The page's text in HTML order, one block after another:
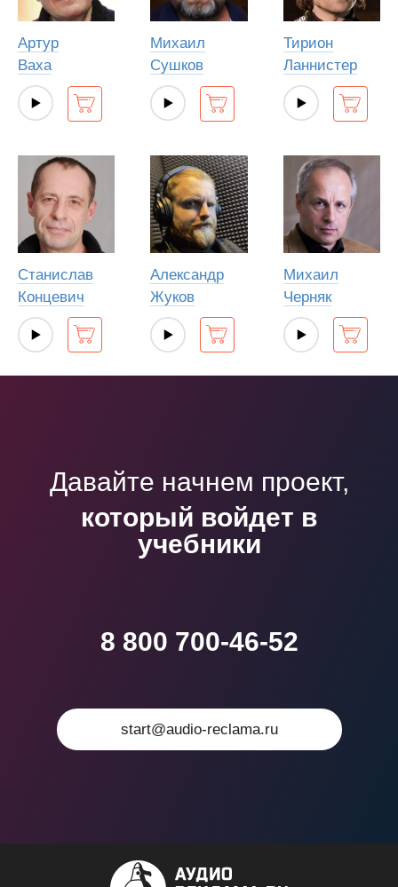
Артур
Ваха
Михаил
Сушков
Тирион
Ланнистер
Станислав
Концевич
Александр
Жуков
Михаил
Черняк
Давайте начнем проект,
который войдет в
учебники
8 800 700-46-52
start@audio-reclama.ru